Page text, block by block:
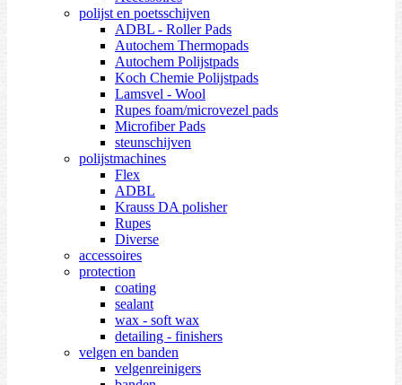
polijst en poetsschijven
ADBL - Roller Pads
Autochem Thermopads
Autochem Polijstpads
Koch Chemie Polijstpads
Lamsvel - Wool
Rupes foam/microvezel pads
Microfiber Pads
steunschijven
polijstmachines
Flex
ADBL
Krauss DA polisher
Rupes
Diverse
accessoires
protection
coating
sealant
wax - soft wax
detailing - finishers
velgen en banden
velgenreinigers